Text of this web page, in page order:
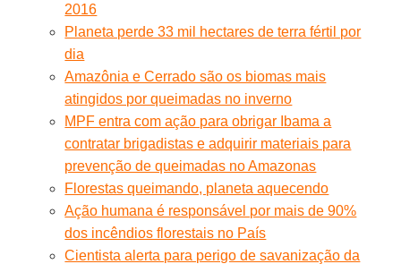
2016
Planeta perde 33 mil hectares de terra fértil por
dia
Amazônia e Cerrado são os biomas mais
atingidos por queimadas no inverno
MPF entra com ação para obrigar Ibama a
contratar brigadistas e adquirir materiais para
prevenção de queimadas no Amazonas
Florestas queimando, planeta aquecendo
Ação humana é responsável por mais de 90%
dos incêndios florestais no País
Cientista alerta para perigo de savanização da